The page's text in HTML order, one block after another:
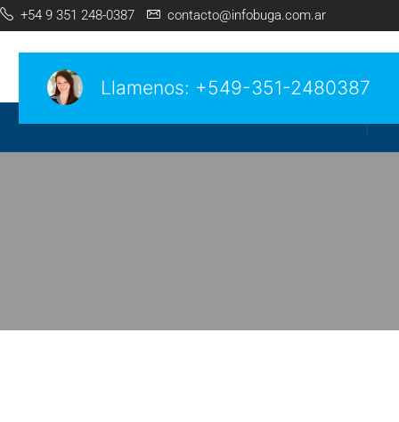
+54 9 351 248-0387 contacto@infobuga.com.ar
Llamenos: +549-351-2480387